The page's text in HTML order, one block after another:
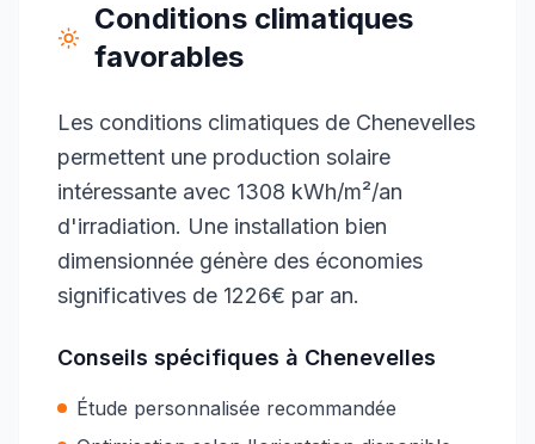
Conditions climatiques
favorables
Les conditions climatiques de Chenevelles
permettent une production solaire
intéressante avec 1308 kWh/m²/an
d'irradiation. Une installation bien
dimensionnée génère des économies
significatives de 1226€ par an.
Conseils spécifiques à Chenevelles
Étude personnalisée recommandée